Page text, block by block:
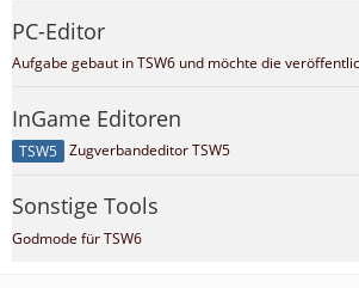
PC-Editor
Aufgabe gebaut in TSW6 und möchte die
InGame Editoren
TSW5 Zugverbandeditor TSW5
Sonstige Tools
Godmode für TSW6